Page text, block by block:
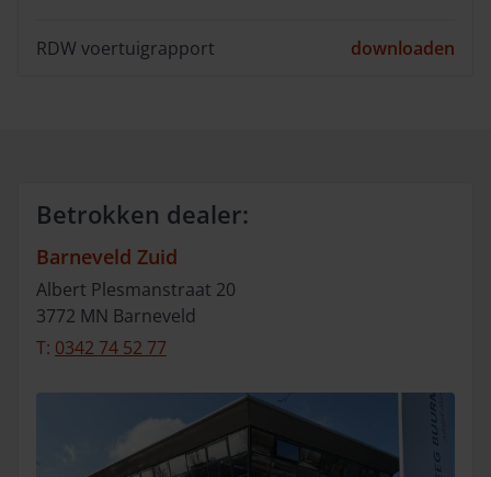
RDW voertuigrapport downloaden
Betrokken dealer:
Barneveld Zuid
Albert Plesmanstraat 20
3772 MN Barneveld
T: 0342 74 52 77